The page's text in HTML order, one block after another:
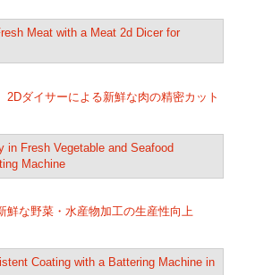
2Dダイサーによる新鮮な肉の精密カット
鮮な野菜・水産物加工の生産性向上